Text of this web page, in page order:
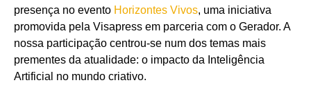
presença no evento Horizontes Vivos, uma iniciativa
promovida pela Visapress em parceria com o Gerador. A
nossa participação centrou-se num dos temas mais
prementes da atualidade: o impacto da Inteligência
Artificial no mundo criativo.